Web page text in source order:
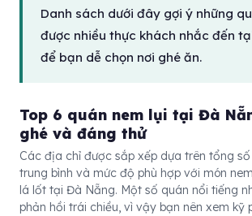
Danh sách dưới đây gợi ý những
được nhiều thực khách nhắc đến
để bạn dễ chọn nơi ghé ăn.
Top 6 quán nem lụi tại Đà
ghé và đáng thử
Các địa chỉ được sắp xếp dựa trên tổng
trung bình và mức độ phù hợp với món
lá lốt tại Đà Nẵng. Một số quán nổi tiếng
phản hồi trái chiều, vì vậy bạn nên xem kỹ